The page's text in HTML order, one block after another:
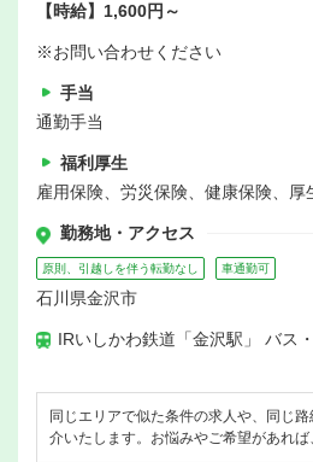
【時給】1,600円～
※お問い合わせください
手当
通勤手当
福利厚生
雇用保険、労災保険、健康保険、厚
勤務地・アクセス
原則、引越しを伴う転勤なし 車通勤可
石川県金沢市
IRいしかわ鉄道「金沢駅」 バス
同じエリアで似た条件の求人や、同じ
介いたします。お悩みやご希望があれ